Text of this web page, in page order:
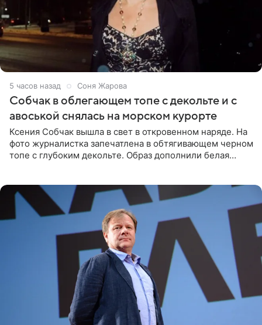
5 часов назад Соня Жарова
Собчак в облегающем топе с декольте и с
авоськой снялась на морском курорте
Ксения Собчак вышла в свет в откровенном наряде. На
фото журналистка запечатлена в обтягивающем черном
топе с глубоким декольте. Образ дополнили белая